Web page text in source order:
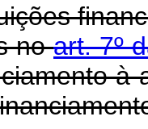
noart. 7º
à